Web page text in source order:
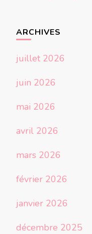
ARCHIVES
juillet 2026
juin 2026
mai 2026
avril 2026
mars 2026
février 2026
janvier 2026
décembre 2025